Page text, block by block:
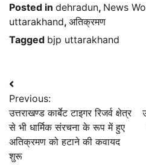
Posted in dehradun, News
uttarakhand, अतिक्रमण
Tagged bjp uttarakhand
Post
navigation
Previous:
उत्तराखण्ड कार्बेट टाइगर रिजर्व क्षेत्र
से भी धार्मिक संरचना के रूप में हुए
अतिक्रमण को हटाने की कवायद
शुरू